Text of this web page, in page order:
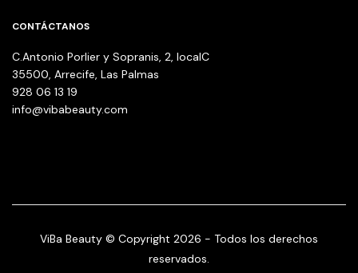
CONTÁCTANOS
C.Antonio Porlier y Sopranis, 2, localC
35500, Arrecife, Las Palmas
928 06 13 19
info@vibabeauty.com
ViBa Beauty © Copyright 2026 - Todos los derechos
reservados.